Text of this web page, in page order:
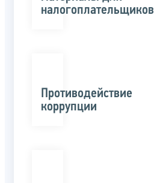
налогоплательщиков
Противодействие
коррупции